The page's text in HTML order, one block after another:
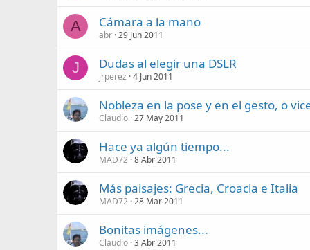
A Cámara a la mano
abr 29 Jun 2011
J Dudas al elegir una DSLR
jrperez 4 Jun 2011
Nobleza en la pose y en el gesto, o
Claudio 27 May 2011
Hace ya algún tiempo...
MAD72 8 Abr 2011
Más paisajes: Grecia, Croacia e Italia
MAD72 28 Mar 2011
Bonitas imágenes...
Claudio 3 Abr 2011